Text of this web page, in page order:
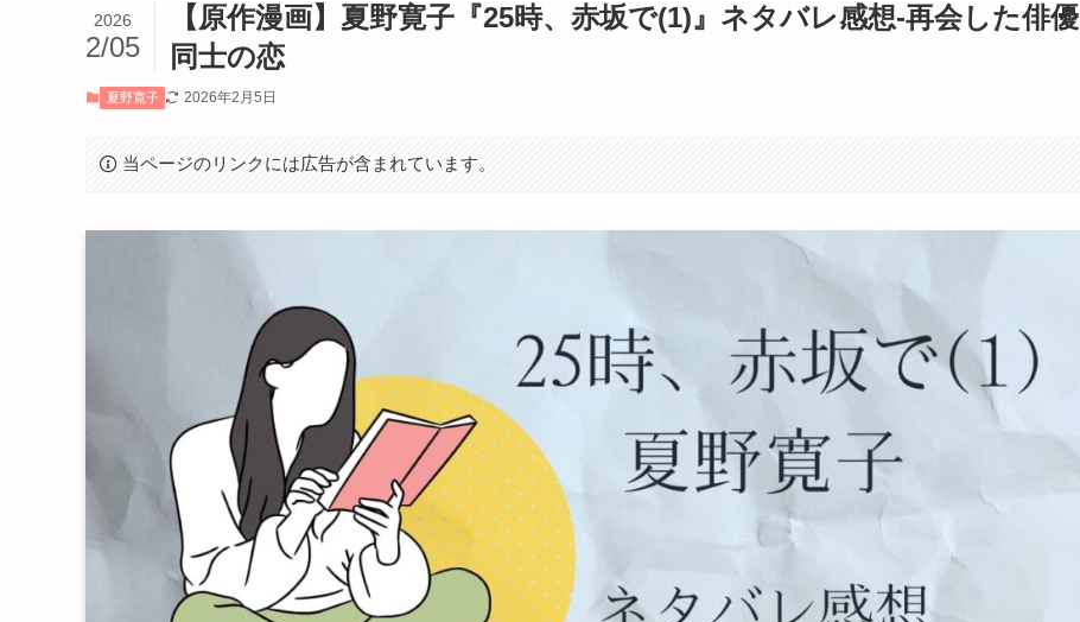
【原作漫画】夏野寛子『25時、赤坂で(1)』ネタバレ感想-再会した俳優
同士の恋
2026
2/05
夏野寛子 2026年2月5日
当ページのリンクには広告が含まれています。